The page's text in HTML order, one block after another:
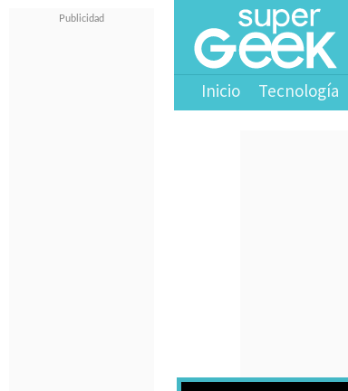
Inicio Tecnología